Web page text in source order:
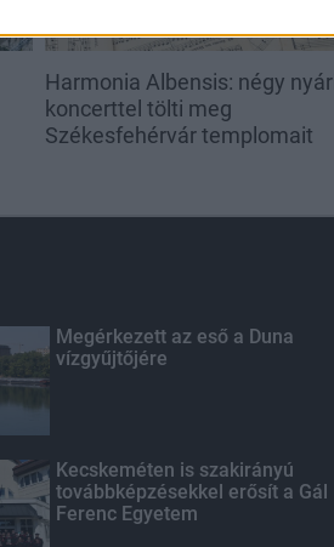
Harmonia Albensis: négy
koncerttel tölti meg
Székesfehérvár templomait
Megérkezett az eső a Duna
vízgyűjtőjére
Kecskeméten is szakirányú
továbbképzésekkel erősít a Gál
Ferenc Egyetem